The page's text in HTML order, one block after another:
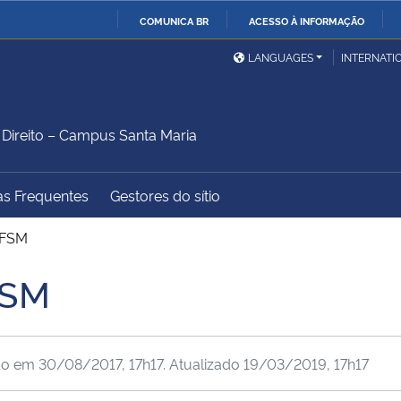
COMUNICA BR ACESSO À INFORMAÇÃO
Ministério da Defesa
Ministério das Relações
Exteriores
Ministério do
Controladoria-Geral da
Advocacia-Geral da União
LANGUAGES
– Campus Santa Maria
Frequentes Gestores do sítio
em 30/08/2017, 17h17. Atualizado 19/03/2019, 17h17